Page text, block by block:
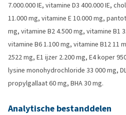
7.000.000 IE, vitamine D3 400.000 IE,
11.000 mg, vitamine E 10.000 mg,
mg, vitamine B2 4.500 mg, vitamine B1
vitamine B6 1.100 mg, vitamine B12 11
2522 mg, E1 ijzer 2.200 mg, E4 koper
lysine monohydrochloride 33 000 mg,
propylgallaat 60 mg, BHA 30 mg.
Analytische bestanddelen